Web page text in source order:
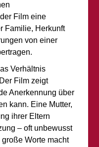
Film eine
Familie, Herkunft
von einer
Verhältnis
Film zeigt
Anerkennung über
kann. Eine Mutter,
ihrer Eltern
– oft unbewusst
große Worte macht